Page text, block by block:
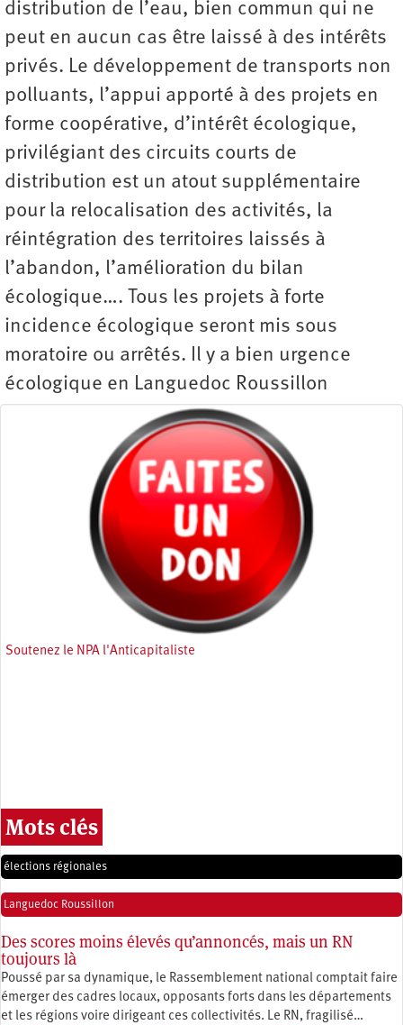
distribution de l’eau, bien commun qui ne
peut en aucun cas être laissé à des intérêts
privés. Le développement de transports non
polluants, l’appui apporté à des projets en
forme coopérative, d’intérêt écologique,
privilégiant des circuits courts de
distribution est un atout supplémentaire
pour la relocalisation des activités, la
réintégration des territoires laissés à
l’abandon, l’amélioration du bilan
écologique…. Tous les projets à forte
incidence écologique seront mis sous
moratoire ou arrêtés. Il y a bien urgence
écologique en Languedoc Roussillon
Soutenez le NPA l'Anticapitaliste
Mots clés
élections régionales
Languedoc Roussillon
Des scores moins élevés qu’annoncés, mais un RN
toujours là
Poussé par sa dynamique, le Rassemblement national comptait faire
émerger des cadres locaux, opposants forts dans les départements
et les régions voire dirigeant ces collectivités. Le RN, fragilisé…